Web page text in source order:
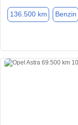
136.500 km Benzin